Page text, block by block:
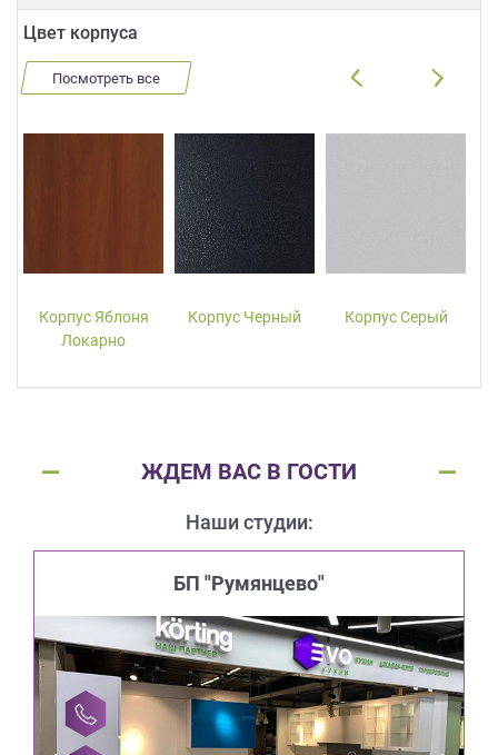
Цвет корпуса
Посмотреть все
Корпус Яблоня
Локарно
Корпус Черный Корпус Серый
ЖДЕМ ВАС В ГОСТИ
Наши студии:
БП "Румянцево"